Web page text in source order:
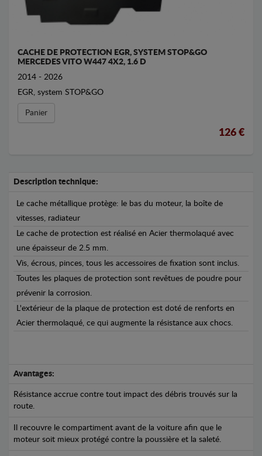
CACHE DE PROTECTION EGR, SYSTEM STOP&GO
MERCEDES VITO W447 4X2, 1.6 D
2014 - 2026
EGR, system STOP&GO
Panier
126 €
Description technique:
Le cache métallique protège: le bas du moteur, la boîte de
vitesses, radiateur
Le cache de protection est réalisé en Acier thermolaqué avec
une épaisseur de 2.5 mm.
Vis, écrous, pinces, tous les accessoires de fixation sont inclus.
Toutes les plaques de protection sont revêtues de poudre pour
prévenir la corrosion.
L'extérieur de la plaque de protection est doté de renforts en
Acier thermolaqué, ce qui augmente la résistance aux chocs.
Avantages:
Résistance accrue contre tout impact des débris trouvés sur la
route.
Il recouvre le compartiment avant de la voiture afin que le
moteur soit mieux protégé contre la poussière et la saleté.